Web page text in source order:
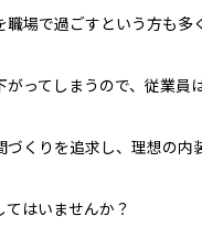
場で過ごすという方も多
ってしまうので、従業員
くりを追求し、理想の内
はいませんか？